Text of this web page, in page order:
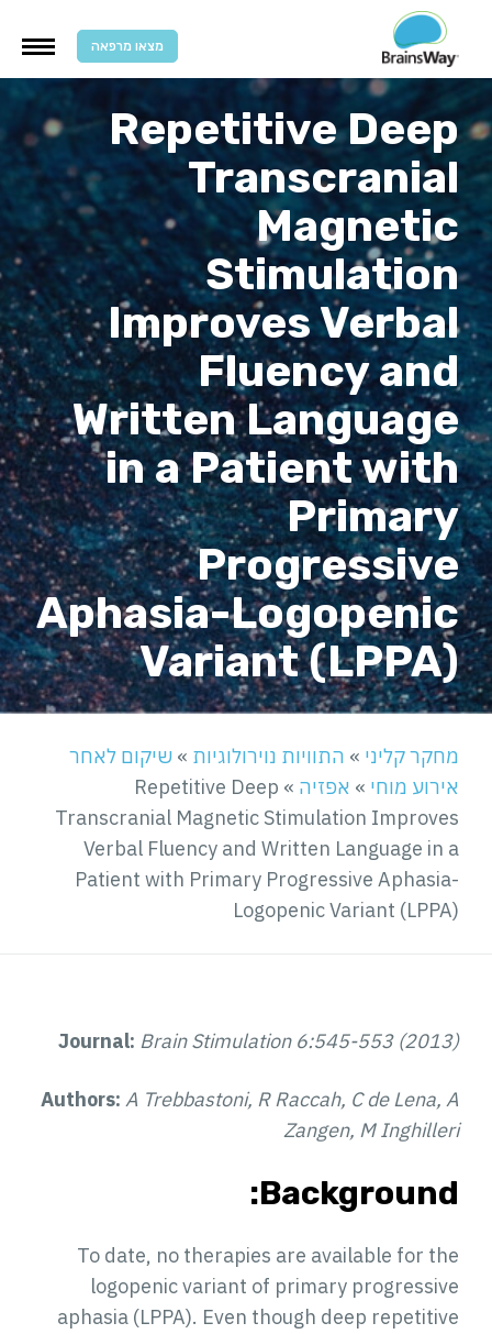
מצאו מרפאה
Repetitive Deep
Transcranial
Magnetic
Stimulation
Improves Verbal
Fluency and
Written Language
in a Patient with
Primary
Progressive
Aphasia-Logopenic
Variant (LPPA)
מחקר קליני » התוויות נוירולוגיות » שיקום לאחר
אירוע מוחי » אפזיה »
Repetitive Deep
Transcranial Magnetic Stimulation Improves
Verbal Fluency and Written Language in a
Patient with Primary Progressive Aphasia-
Logopenic Variant (LPPA)
Journal: Brain Stimulation 6:545-553 (2013)
Authors: A Trebbastoni, R Raccah, C de Lena, A
Zangen, M Inghilleri
Background:
To date, no therapies are available for the
logopenic variant of primary progressive
aphasia (LPPA). Even though deep repetitive